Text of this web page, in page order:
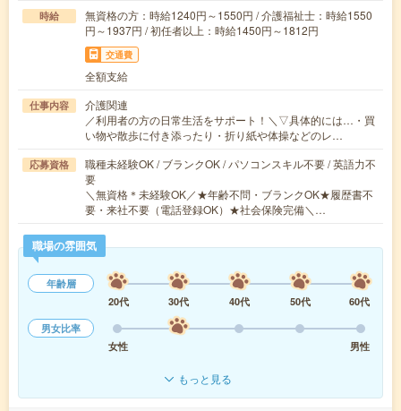
時給
無資格の方：時給1240円～1550円 / 介護福祉士：時給1550
円～1937円 / 初任者以上：時給1450円～1812円
交通費
全額支給
仕事内容
介護関連
／利用者の方の日常生活をサポート！＼▽具体的には…・買
い物や散歩に付き添ったり・折り紙や体操などのレ…
応募資格
職種未経験OK / ブランクOK / パソコンスキル不要 / 英語力不
要
＼無資格＊未経験OK／★年齢不問・ブランクOK★履歴書不
要・来社不要（電話登録OK）★社会保険完備＼…
職場の雰囲気
年齢層
20代
30代 40代 50代
60代
男女比率
女性
男性
もっと見る